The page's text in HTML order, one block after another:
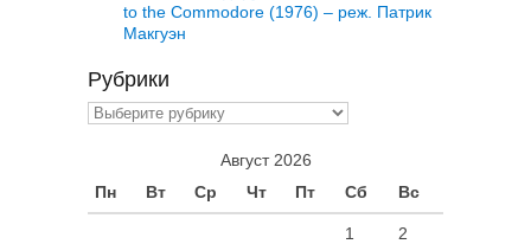
to the Commodore (1976) – реж. Патрик
Макгуэн
Рубрики
Рубрики
Август 2026
Пн
Вт Ср Чт Пт Сб Вс
1 2